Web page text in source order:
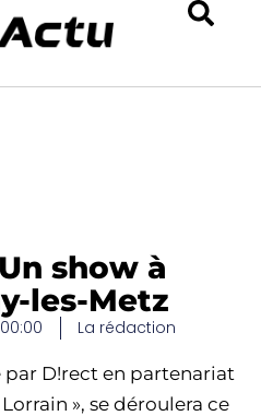
show à
les-Metz
La rédaction
par D!rect en partenariat
», se déroulera ce